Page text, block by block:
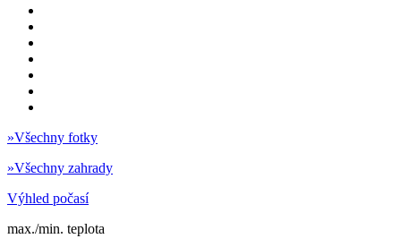
»Všechny fotky
»Všechny zahrady
Výhled počasí
max./min. teplota